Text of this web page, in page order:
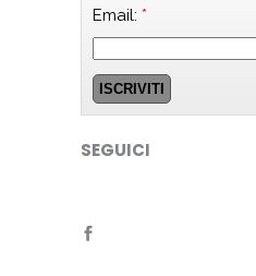
Email: *
SEGUICI